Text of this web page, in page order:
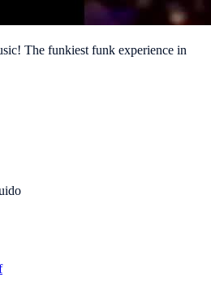
The funkiest funk experience in